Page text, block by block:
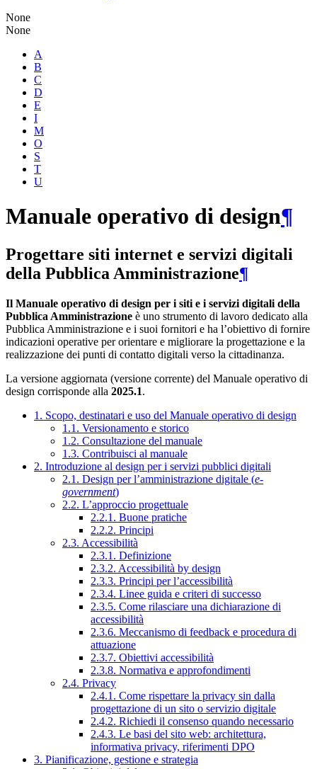
None
None
A
B
C
D
E
I
M
O
S
T
U
Manuale operativo di design¶
Progettare siti internet e servizi digitali
della Pubblica Amministrazione¶
Il Manuale operativo di design per i siti e i servizi digitali della
Pubblica Amministrazione è uno strumento di lavoro dedicato alla
Pubblica Amministrazione e i suoi fornitori e ha l’obiettivo di fornire
indicazioni operative per orientare e migliorare la progettazione e la
realizzazione dei punti di contatto digitali verso la cittadinanza.
La versione aggiornata (versione corrente) del Manuale operativo di
design corrisponde alla 2025.1.
1. Scopo, destinatari e uso del Manuale operativo di design
1.1. Versionamento e storico
1.2. Consultazione del manuale
1.3. Contribuisci al manuale
2. Introduzione al design per i servizi pubblici digitali
2.1. Design per l’amministrazione digitale (e-
government)
2.2. L’approccio progettuale
2.2.1. Buone pratiche
2.2.2. Principi
2.3. Accessibilità
2.3.1. Definizione
2.3.2. Accessibilità by design
2.3.3. Principi per l’accessibilità
2.3.4. Linee guida e criteri di successo
2.3.5. Come rilasciare una dichiarazione di
accessibilità
2.3.6. Meccanismo di feedback e procedura di
attuazione
2.3.7. Obiettivi accessibilità
2.3.8. Normativa e approfondimenti
2.4. Privacy
2.4.1. Come rispettare la privacy sin dalla
progettazione di un sito o servizio digitale
2.4.2. Richiedi il consenso quando necessario
2.4.3. Le basi del sito web: architettura,
informativa privacy, riferimenti DPO
3. Pianificazione, gestione e strategia